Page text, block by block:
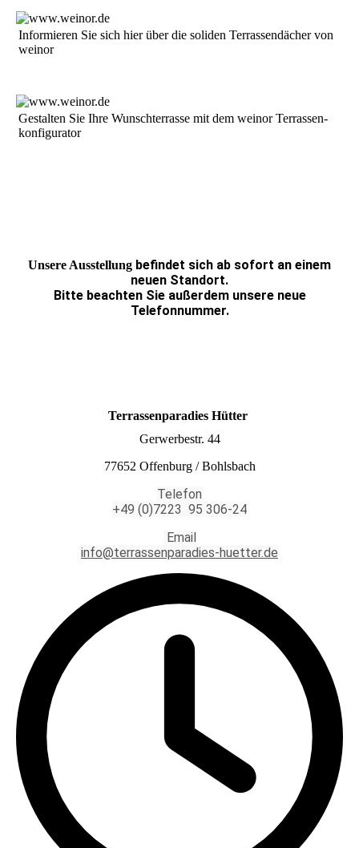
In­for­mie­ren Sie sich hier über die so­li­den Te­rras­sen­däch­er von
weinor
Ge­stal­ten Sie Ih­re Wunsch­ter­ras­se mit dem weinor Ter­ras­sen­
kon­fi­gu­ra­tor
Unsere Ausstellung befindet sich ab sofort an einem
neuen Standort.
Bitte beachten Sie außerdem unsere neue
Telefonnummer.
Terrassenparadies Hütter
Gerwerbestr. 44
77652 Offenburg / Bohlsbach
Telefon
+49 (0)7223 95 306-24
Email
info@terrassenparadies-huetter.de